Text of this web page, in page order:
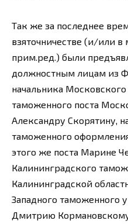
Так же за последнее
взяточничестве (и/или в
прим.ред.) были
должностным лицам из
начальника
таможенного поста
Александру Скорятину,
таможенного
этого же поста Марине
Калининградского
Калининградской
Западного таможенного
Дмитрию